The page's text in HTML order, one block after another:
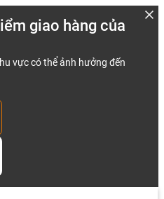
giao hàng của
vực có thể ảnh hưởng đến